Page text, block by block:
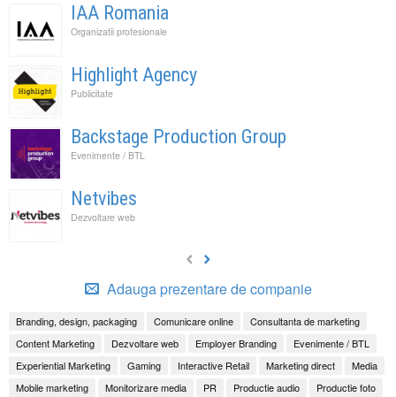
IAA Romania
Organizatii profesionale
Highlight Agency
Publicitate
Backstage Production Group
Evenimente / BTL
Netvibes
Dezvoltare web
Adauga prezentare de companie
Branding, design, packaging Comunicare online
Consultanta de marketing
Content Marketing
Dezvoltare web Employer Branding
Evenimente / BTL
Experiential Marketing
Gaming Interactive Retail Marketing direct
Media
Mobile marketing
Monitorizare media PR Productie audio Productie foto